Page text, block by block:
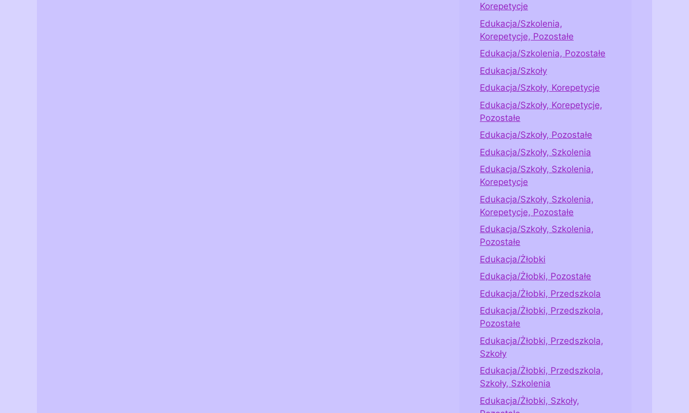
Korepetycje
Edukacja/Szkolenia,
Korepetycje, Pozostałe
Edukacja/Szkolenia, Pozostałe
Edukacja/Szkoły
Edukacja/Szkoły, Korepetycje
Edukacja/Szkoły, Korepetycje,
Pozostałe
Edukacja/Szkoły, Pozostałe
Edukacja/Szkoły, Szkolenia
Edukacja/Szkoły, Szkolenia,
Korepetycje
Edukacja/Szkoły, Szkolenia,
Korepetycje, Pozostałe
Edukacja/Szkoły, Szkolenia,
Pozostałe
Edukacja/Żłobki
Edukacja/Żłobki, Pozostałe
Edukacja/Żłobki, Przedszkola
Edukacja/Żłobki, Przedszkola,
Pozostałe
Edukacja/Żłobki, Przedszkola,
Szkoły
Edukacja/Żłobki, Przedszkola,
Szkoły, Szkolenia
Edukacja/Żłobki, Szkoły,